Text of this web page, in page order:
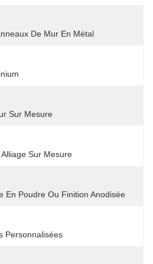
De Mur En Métal
Sur Mesure
Sur Mesure
En Poudre Ou Finition Anodisée
Personnalisées